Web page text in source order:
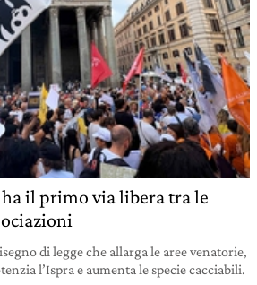
il primo via libera tra le
di legge che allarga le aree venatorie,
l’Ispra e aumenta le specie cacciabili.